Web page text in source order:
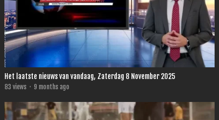
Het laatste nieuws van vandaag, Zaterdag 8 November 2025
83 views · 9 months ago